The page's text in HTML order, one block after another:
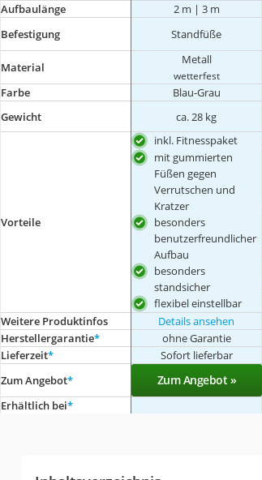
Aufbaulänge
2 m | 3 m
Befestigung
Standfüße
Material
Metall
wetterfest
Farbe
Blau-Grau
Gewicht
ca. 28 kg
Vorteile
inkl. Fitnesspaket
mit gummierten
Füßen gegen
Verrutschen und
Kratzer
besonders
benutzerfreundlicher
Aufbau
besonders
standsicher
flexibel einstellbar
Weitere Produktinfos Details ansehen
Herstellergarantie* ohne Garantie
Lieferzeit* Sofort lieferbar
Zum Angebot* Zum Angebot »
Erhältlich bei*